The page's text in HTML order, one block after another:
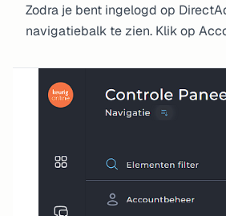
Zodra je bent ingelogd op
navigatiebalk te zien. Klik op